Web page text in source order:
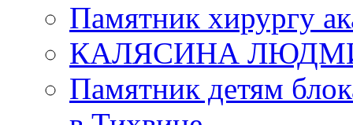
Памятник хирургу
КАЛЯСИНА
Памятник детям